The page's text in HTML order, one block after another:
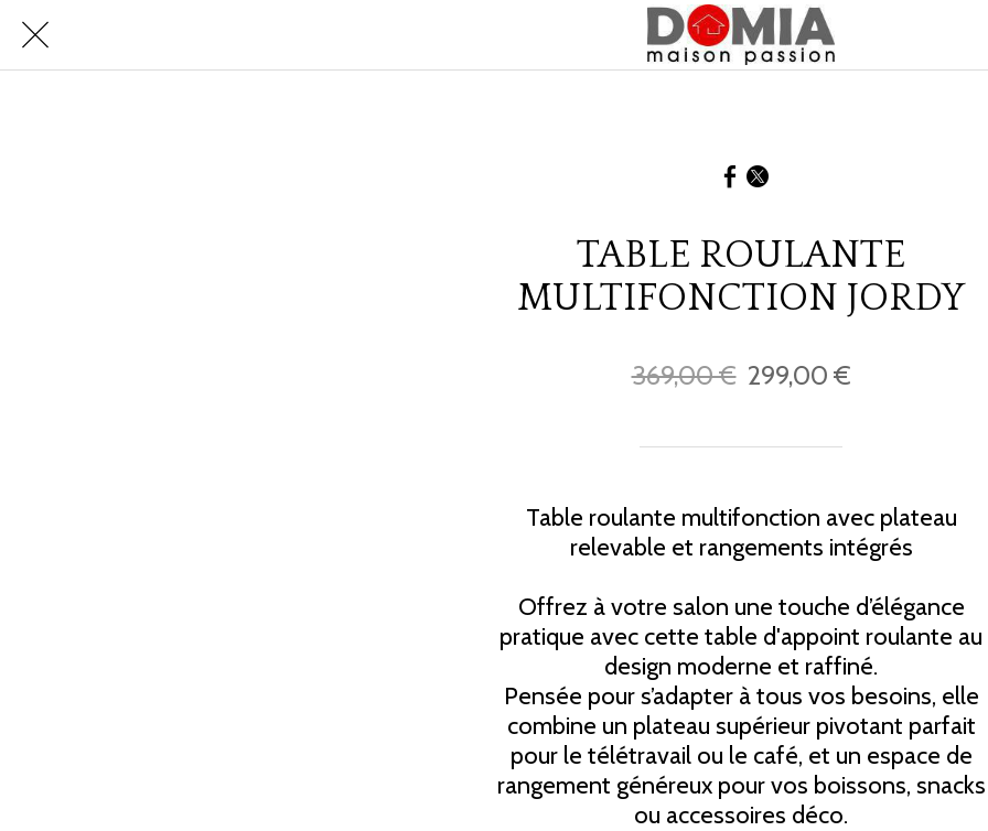
TABLE ROULANTE
MULTIFONCTION JORDY
369,00 € 299,00 €
Table roulante multifonction avec plateau
relevable et rangements intégrés
Offrez à votre salon une touche d’élégance
pratique avec cette table d'appoint roulante au
design moderne et raffiné.
Pensée pour s’adapter à tous vos besoins, elle
combine un plateau supérieur pivotant parfait
pour le télétravail ou le café, et un espace de
rangement généreux pour vos boissons, snacks
ou accessoires déco.